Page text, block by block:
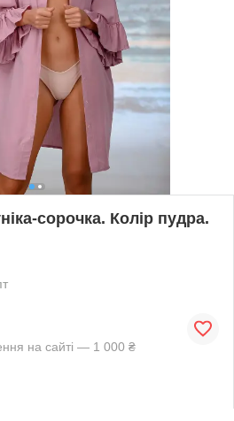
сорочка. Колір пудра.
на сайті — 1 000 ₴